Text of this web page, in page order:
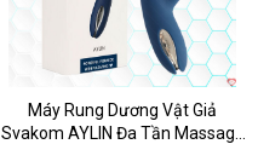
Máy Rung Dương Vật Giả
Svakom AYLIN Đa Tần Massage